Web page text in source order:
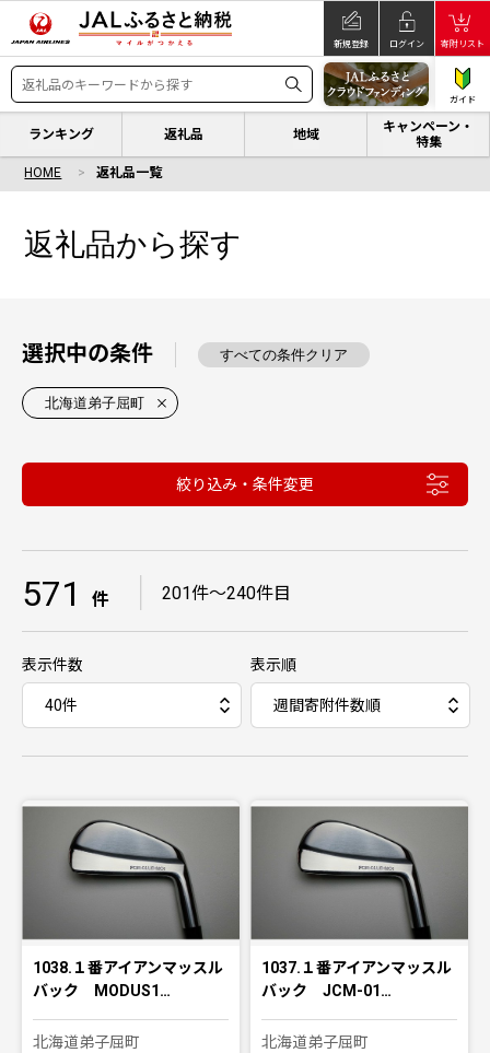
新規登録 ログイン 寄附リスト
ガイド
ランキング 返礼品 地域
キャンペーン・
特集
HOME 返礼品一覧
返礼品から探す
選択中の条件 すべての条件クリア
北海道弟子屈町
絞り込み・条件変更
571 件 201件〜240件目
表示件数 表示順
1038.１番アイアンマッスル
バック MODUS1…
北海道弟子屈町
1037.１番アイアンマッスル
バック JCM-01…
北海道弟子屈町